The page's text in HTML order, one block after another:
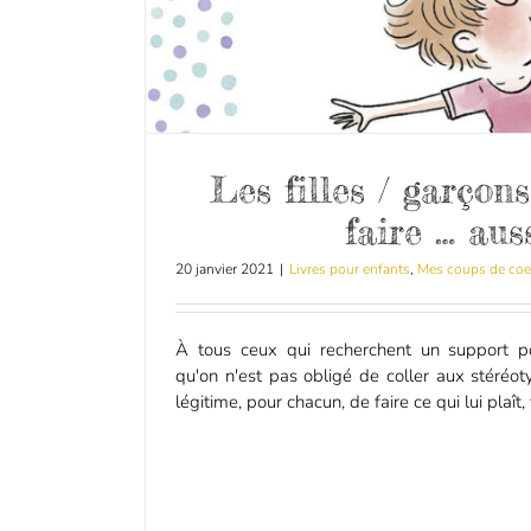
Les filles /
faire …
20 janvier 2021 | Livres pour enfants, Mes coups de
À tous ceux qui recherchent un support
qu'on n'est pas obligé de coller aux
légitime, pour chacun, de faire ce qui lui